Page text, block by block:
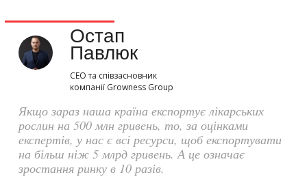
Остап
Павлюк
СЕО та співзасновник
компанії Growness Group
Якщо зараз наша країна експортує лікарських
рослин на 500 млн гривень, то, за оцінками
експертів, у нас є всі ресурси, щоб експортувати
на більш ніж 5 млрд гривень. А це означає
зростання ринку в 10 разів.